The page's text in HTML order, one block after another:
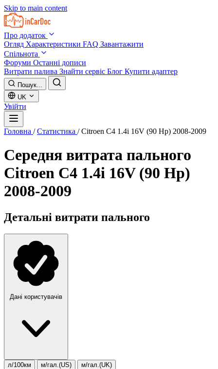
Skip to main content
Про додаток
Огляд Характеристики FAQ Завантажити
Спільнота
Форуми Останні дописи
Витрати палива Знайти сервіс Блог Купити адаптер
Пошук...
UK
Увійти
Головна / Статистика / Citroen C4 1.4i 16V (90 Hp) 2008-2009
Середня витрата пального
Citroen C4 1.4i 16V (90 Hp)
2008-2009
Детальні витрати пального
Дані користувачів
л/100км м/гал.(US) м/гал.(UK)